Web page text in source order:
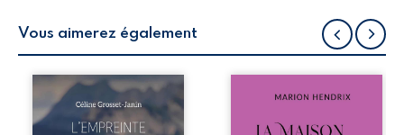
Vous aimerez également
Que reste-t-il de
l’enfance lorsque
la maladie impose
Nous sommes en
après le décès du